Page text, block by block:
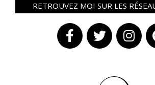
RETROUVEZ MOI SUR LES